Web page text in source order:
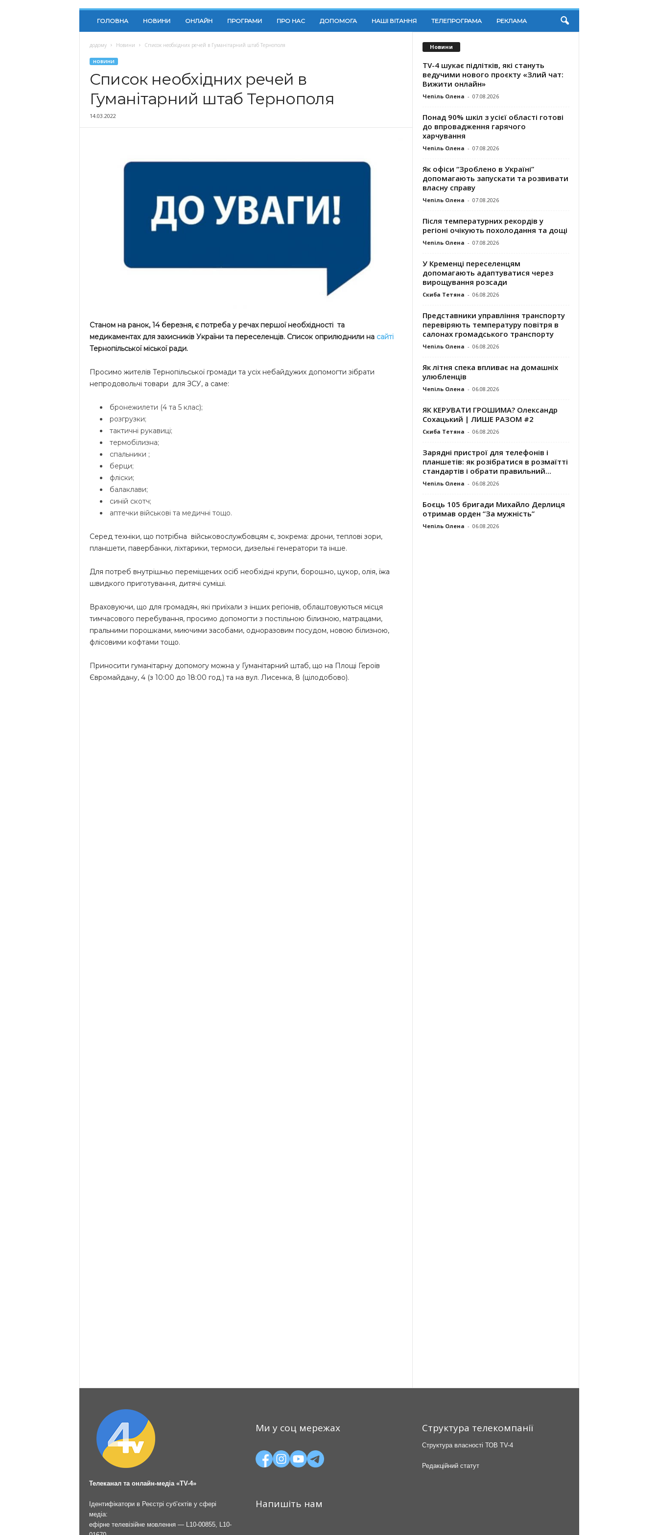
ГОЛОВНА НОВИНИ ОНЛАЙН ПРОГРАМИ ПРО НАС ДОПОМОГА НАШІ ВІТАННЯ ТЕЛЕПРОГРАМА РЕКЛАМА
додому Новини Список необхідних речей в Гуманітарний штаб Тернополя
НОВИНИ
Список необхідних речей в
Гуманітарний штаб Тернополя
14.03.2022
Станом на ранок, 14 березня, є потреба у речах першої необхідності та
медикаментах для захисників України та переселенців. Список оприлюднили на сайті
Тернопільської міської ради.
Просимо жителів Тернопільської громади та усіх небайдужих допомогти зібрати
непродовольчі товари для ЗСУ, а саме:
бронежилети (4 та 5 клас);
розгрузки;
тактичні рукавиці;
термобілизна;
спальники ;
берци;
фліски;
балаклави;
синій скотч;
аптечки військові та медичні тощо.
Серед техніки, що потрібна військовослужбовцям є, зокрема: дрони, теплові зори,
планшети, павербанки, ліхтарики, термоси, дизельні генератори та інше.
Для потреб внутрішньо переміщених осіб необхідні крупи, борошно, цукор, олія, їжа
швидкого приготування, дитячі суміші.
Враховуючи, що для громадян, які приїхали з інших регіонів, облаштовуються місця
тимчасового перебування, просимо допомогти з постільною білизною, матрацами,
пральними порошками, миючими засобами, одноразовим посудом, новою білизною,
флісовими кофтами тощо.
Приносити гуманітарну допомогу можна у Гуманітарний штаб, що на Площі Героїв
Євромайдану, 4 (з 10:00 до 18:00 год.) та на вул. Лисенка, 8 (цілодобово).
Новини
TV-4 шукає підлітків, які стануть
ведучими нового проєкту «Злий чат:
Вижити онлайн»
Чепіль Олена - 07.08.2026
Понад 90% шкіл з усієї області готові
до впровадження гарячого
харчування
Чепіль Олена - 07.08.2026
Як офіси “Зроблено в Україні”
допомагають запускaти та розвивати
власну справу
Чепіль Олена - 07.08.2026
Після температурних рекордів у
регіоні очікують похолодання та дощі
Чепіль Олена - 07.08.2026
У Кременці переселенцям
допомагають адаптуватися через
вирощування розсади
Скиба Тетяна - 06.08.2026
Представники управління транспорту
перевіряють температуру повітря в
салонах громадського транспорту
Чепіль Олена - 06.08.2026
Як літня спека впливає на домашніх
улюбленців
Чепіль Олена - 06.08.2026
ЯК КЕРУВАТИ ГРОШИМА? Олександр
Сохацький | ЛИШЕ РАЗОМ #2
Скиба Тетяна - 06.08.2026
Зарядні пристрої для телефонів і
планшетів: як розібратися в розмаїтті
стандартів і обрати правильний...
Чепіль Олена - 06.08.2026
Боєць 105 бригади Михайло Дерлиця
отримав орден “За мужність”
Чепіль Олена - 06.08.2026
Телеканал та онлайн-медіа «TV-4»
Ідентифікатори в Реєстрі суб’єктів у сфері
медіа:
ефірне телевізійне мовлення — L10-00855, L10-
Ми у соц мережах
Напишіть нам
Структура телекомпанії
Структура власності ТОВ TV-4
Редакційний статут